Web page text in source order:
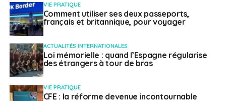
Weena Truscelli
VIE PRATIQUE
Comment utiliser ses deux passeports,
français et britannique, pour voyager
ACTUALITÉS INTERNATIONALES
Loi mémorielle : quand l’Espagne régularise
des étrangers à tour de bras
VIE PRATIQUE
CFE : la réforme devenue incontournable